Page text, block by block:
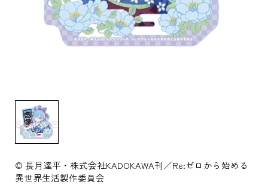
© 長月達平・株式会社KADOKAWA刊／Re:ゼロから始める
異世界生活製作委員会